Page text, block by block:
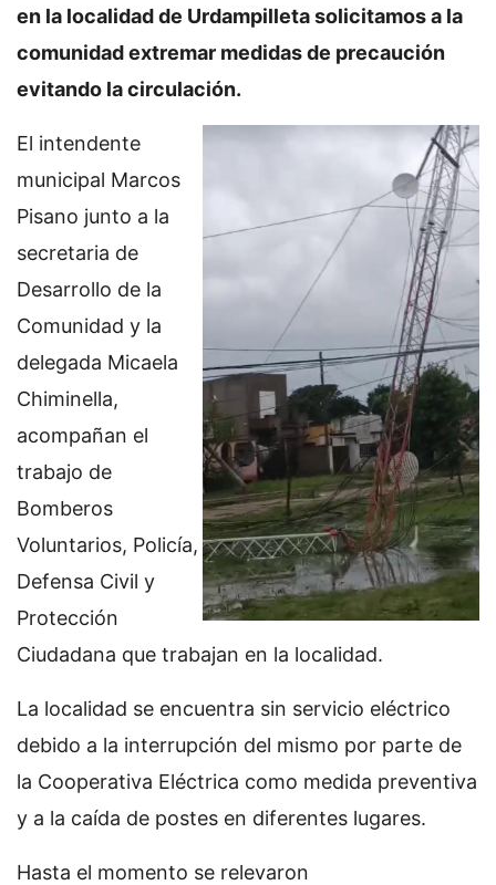
en la localidad de Urdampilleta solicitamos a la
comunidad extremar medidas de precaución
evitando la circulación.
El intendente
municipal Marcos
Pisano junto a la
secretaria de
Desarrollo de la
Comunidad y la
delegada Micaela
Chiminella,
acompañan el
trabajo de
Bomberos
Voluntarios, Policía,
Defensa Civil y
Protección
Ciudadana que trabajan en la localidad.
La localidad se encuentra sin servicio eléctrico
debido a la interrupción del mismo por parte de
la Cooperativa Eléctrica como medida preventiva
y a la caída de postes en diferentes lugares.
Hasta el momento se relevaron